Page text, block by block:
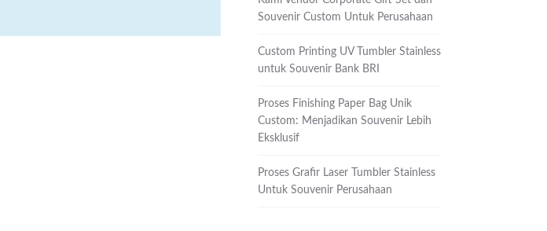
Souvenir Custom Untuk Perusahaan
Custom Printing UV Tumbler Stainless
untuk Souvenir Bank BRI
Proses Finishing Paper Bag Unik
Custom: Menjadikan Souvenir Lebih
Eksklusif
Proses Grafir Laser Tumbler Stainless
Untuk Souvenir Perusahaan